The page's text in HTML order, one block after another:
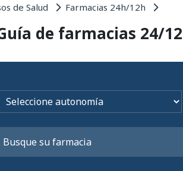
de Salud Farmacias 24h/12h
de farmacias 24/